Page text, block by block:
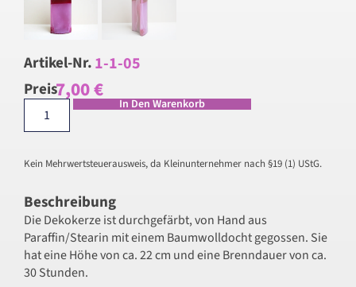
Artikel-Nr.1-1-05
Preis7,00€
In Den Warenkorb
Kein Mehrwertsteuerausweis, da Kleinunternehmer nach §19 (1) UStG.
Beschreibung
Die Dekokerze ist durchgefärbt, von Hand aus
Paraffin/Stearin mit einem Baumwolldocht gegossen. Sie
hat eine Höhe von ca. 22 cm und eine Brenndauer von ca.
30 Stunden.